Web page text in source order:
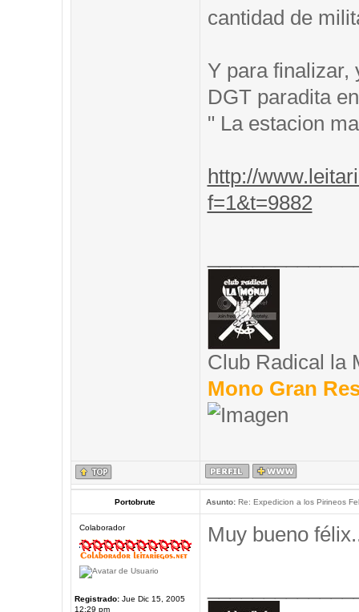
cantidad de
Y para finalizar,
DGT paradita
" La estacion
http://
f=1&t=9882
Club Radical la
Mono Gran
Portobrute Asunto:Re: Expedicion a los Pirineos
Colaborador
Registrado:Jue Dic 15, 2005
12:29 pm
Muy bueno